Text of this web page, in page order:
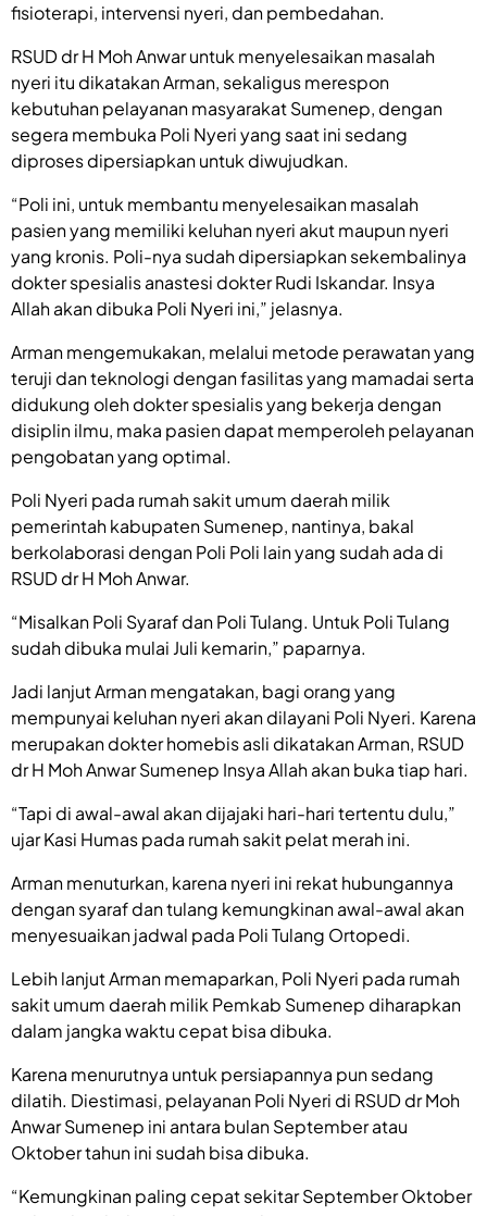
fisioterapi, intervensi nyeri, dan pembedahan.
RSUD dr H Moh Anwar untuk menyelesaikan masalah
nyeri itu dikatakan Arman, sekaligus merespon
kebutuhan pelayanan masyarakat Sumenep, dengan
segera membuka Poli Nyeri yang saat ini sedang
diproses dipersiapkan untuk diwujudkan.
“Poli ini, untuk membantu menyelesaikan masalah
pasien yang memiliki keluhan nyeri akut maupun nyeri
yang kronis. Poli-nya sudah dipersiapkan sekembalinya
dokter spesialis anastesi dokter Rudi Iskandar. Insya
Allah akan dibuka Poli Nyeri ini,” jelasnya.
Arman mengemukakan, melalui metode perawatan yang
teruji dan teknologi dengan fasilitas yang mamadai serta
didukung oleh dokter spesialis yang bekerja dengan
disiplin ilmu, maka pasien dapat memperoleh pelayanan
pengobatan yang optimal.
Poli Nyeri pada rumah sakit umum daerah milik
pemerintah kabupaten Sumenep, nantinya, bakal
berkolaborasi dengan Poli Poli lain yang sudah ada di
RSUD dr H Moh Anwar.
“Misalkan Poli Syaraf dan Poli Tulang. Untuk Poli Tulang
sudah dibuka mulai Juli kemarin,” paparnya.
Jadi lanjut Arman mengatakan, bagi orang yang
mempunyai keluhan nyeri akan dilayani Poli Nyeri. Karena
merupakan dokter homebis asli dikatakan Arman, RSUD
dr H Moh Anwar Sumenep Insya Allah akan buka tiap hari.
“Tapi di awal-awal akan dijajaki hari-hari tertentu dulu,”
ujar Kasi Humas pada rumah sakit pelat merah ini.
Arman menuturkan, karena nyeri ini rekat hubungannya
dengan syaraf dan tulang kemungkinan awal-awal akan
menyesuaikan jadwal pada Poli Tulang Ortopedi.
Lebih lanjut Arman memaparkan, Poli Nyeri pada rumah
sakit umum daerah milik Pemkab Sumenep diharapkan
dalam jangka waktu cepat bisa dibuka.
Karena menurutnya untuk persiapannya pun sedang
dilatih. Diestimasi, pelayanan Poli Nyeri di RSUD dr Moh
Anwar Sumenep ini antara bulan September atau
Oktober tahun ini sudah bisa dibuka.
“Kemungkinan paling cepat sekitar September Oktober